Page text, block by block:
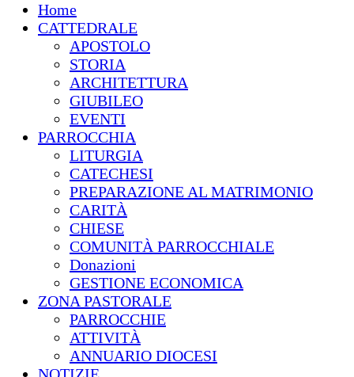
Home
CATTEDRALE
APOSTOLO
STORIA
ARCHITETTURA
GIUBILEO
EVENTI
PARROCCHIA
LITURGIA
CATECHESI
PREPARAZIONE AL MATRIMONIO
CARITÀ
CHIESE
COMUNITÀ PARROCCHIALE
Donazioni
GESTIONE ECONOMICA
ZONA PASTORALE
PARROCCHIE
ATTIVITÀ
ANNUARIO DIOCESI